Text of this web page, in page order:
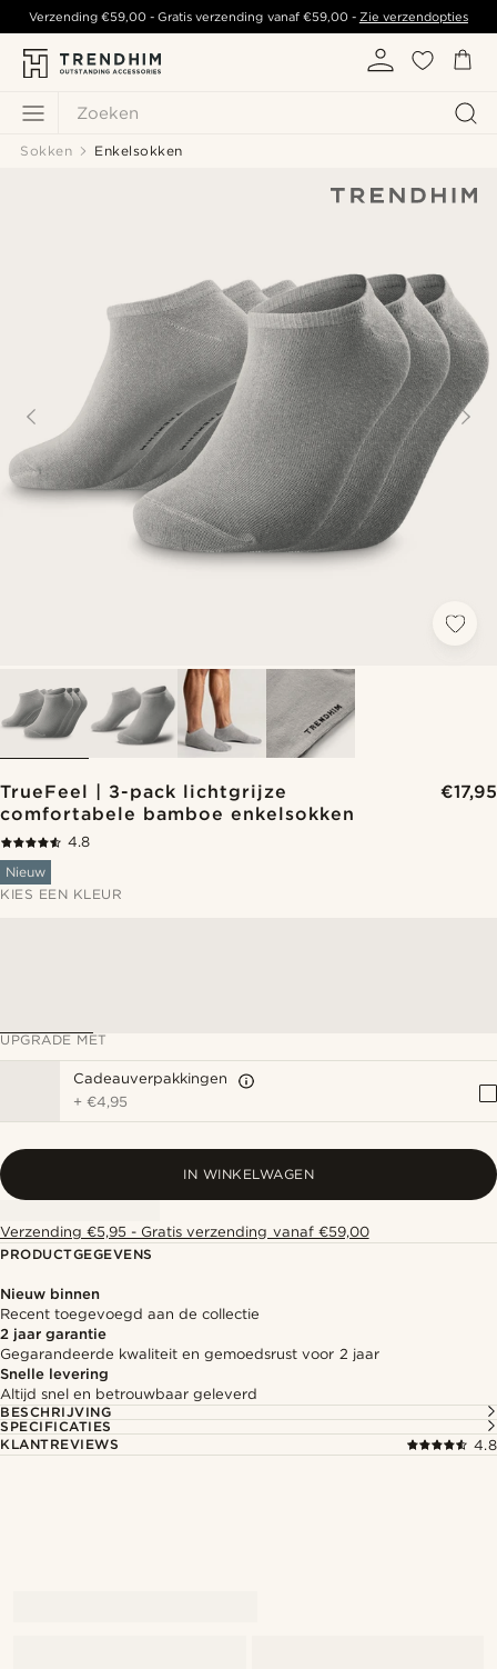
Zoeken
Verzending€59,00 - Gratis verzending vanaf €59,00- Zie verzendopties
Sokken Enkelsokken
TrueFeel | 3-pack lichtgrijze
comfortabele bamboe enkelsokken
€17,95
4.8
Nieuw
KIES EEN KLEUR
UPGRADE MET
Cadeauverpakkingen
+€4,95
IN WINKELWAGEN
Verzending €5,95 - Gratis verzending vanaf €59,00
PRODUCTGEGEVENS
Nieuw binnen
Recent toegevoegd aan de collectie
2 jaar garantie
Gegarandeerde kwaliteit en gemoedsrust voor 2 jaar
Snelle levering
Altijd snel en betrouwbaar geleverd
BESCHRIJVING
SPECIFICATIES
KLANTREVIEWS
4.8